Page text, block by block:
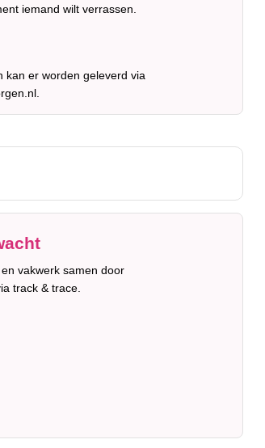
iemand wilt verrassen.
kan er worden geleverd via
vakwerk samen door
track & trace.